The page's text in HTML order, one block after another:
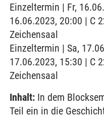
Einzeltermin | Fr,
16.06.2023, 20:00 | C
Zeichensaal
Einzeltermin | Sa,
17.06.2023, 15:30 | C
Zeichensaal
Inhalt: In dem
Teil ein in die